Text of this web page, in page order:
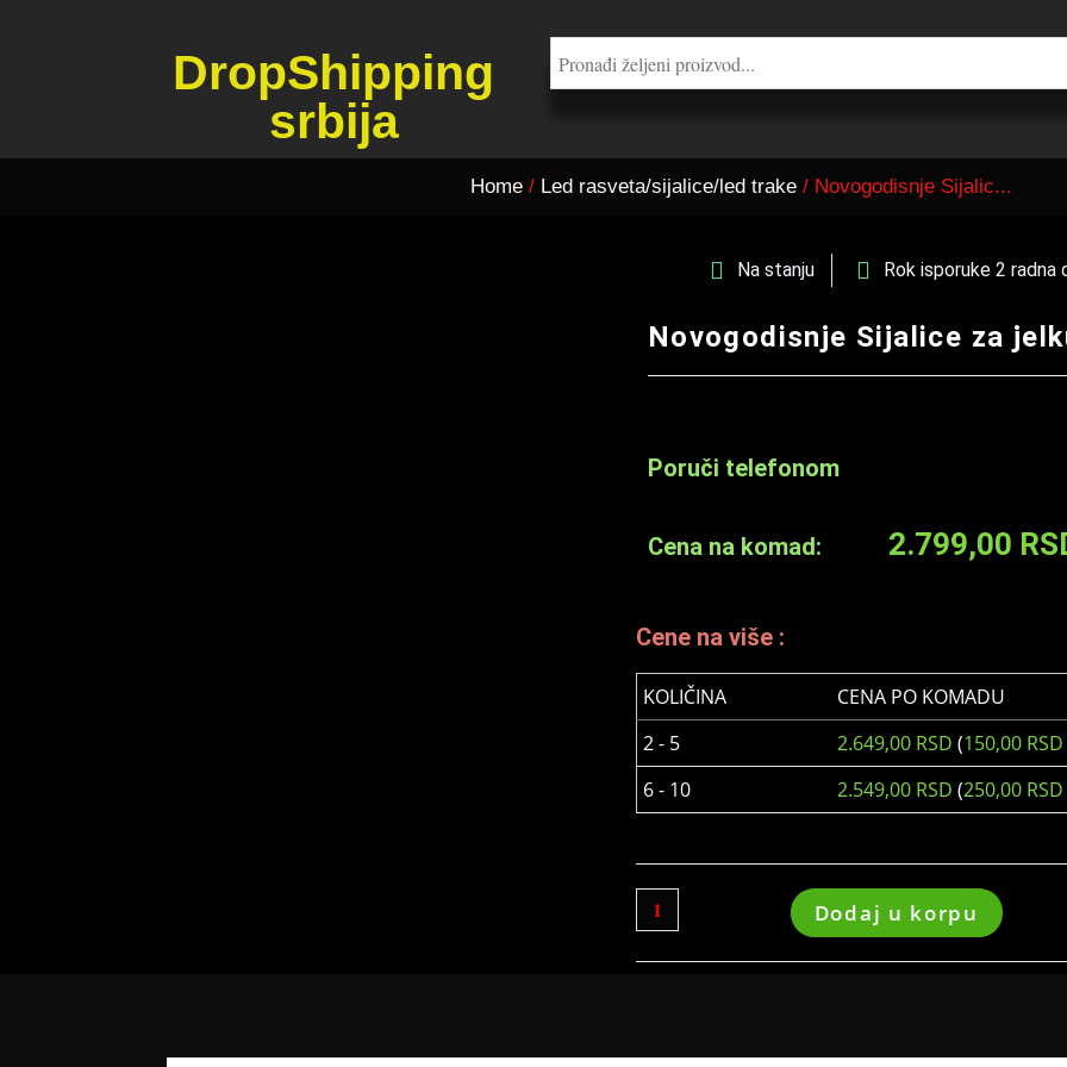
DropShipping
srbija
Home / Led rasveta/sijalice/led trake / Novogodisnje Sijalic...
Na stanju Rok isporuke 2 radna
Novogodisnje Sijalice za
Poruči telefonom
Cena na komad: 2.799,00
Cene na više :
KOLIČINA
CENA PO KOMADU
2 - 5
2.649,00 RSD (150,00 RSD
6 - 10
2.549,00 RSD (250,00 RSD
Dodaj u korpu